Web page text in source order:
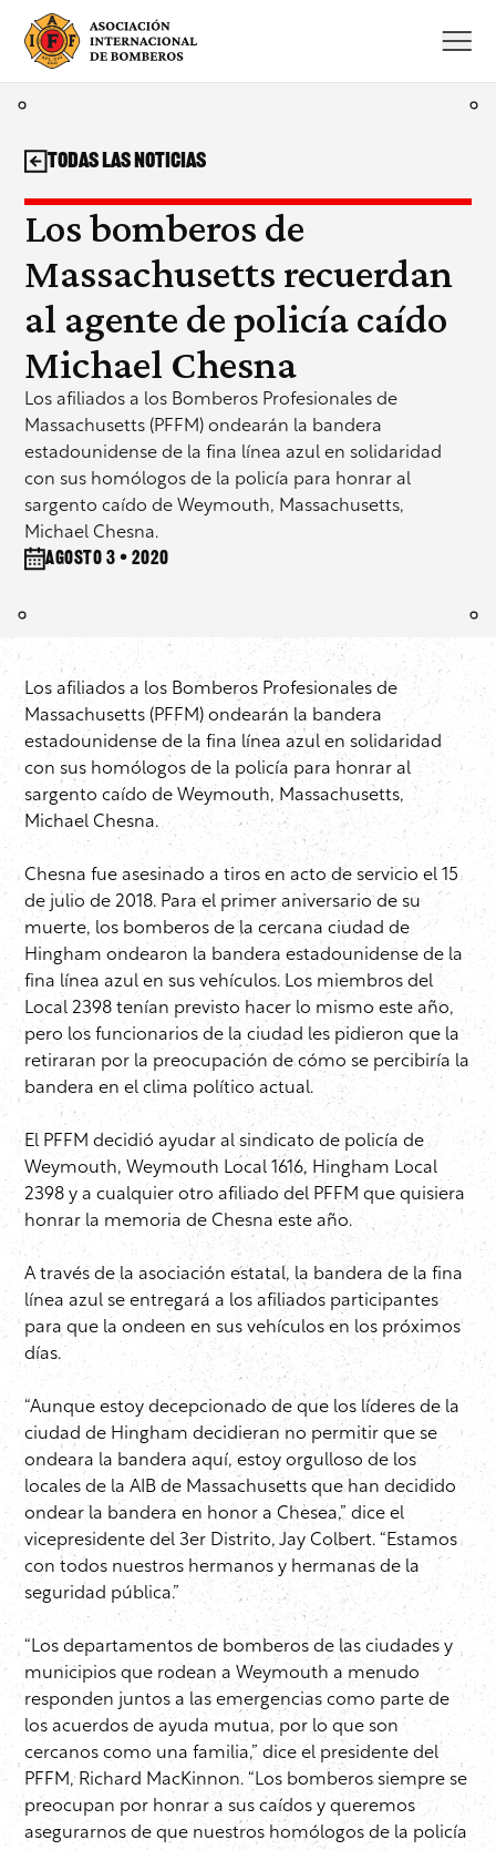
Saltar
contenido
Los bomberos de
Massachusetts recuerdan
al agente de policía caído
Michael Chesna
Los afiliados a los Bomberos Profesionales de
Massachusetts (PFFM) ondearán la bandera
estadounidense de la fina línea azul en solidaridad
con sus homólogos de la policía para honrar al
sargento caído de Weymouth, Massachusetts,
Michael Chesna.
agosto 3 • 2020
Todas las noticias
Los afiliados a los Bomberos Profesionales de
Massachusetts (PFFM) ondearán la bandera
estadounidense de la fina línea azul en solidaridad
con sus homólogos de la policía para honrar al
sargento caído de Weymouth, Massachusetts,
Michael Chesna.
Chesna fue asesinado a tiros en acto de servicio el 15
de julio de 2018. Para el primer aniversario de su
muerte, los bomberos de la cercana ciudad de
Hingham ondearon la bandera estadounidense de la
fina línea azul en sus vehículos. Los miembros del
Local 2398 tenían previsto hacer lo mismo este año,
pero los funcionarios de la ciudad les pidieron que la
retiraran por la preocupación de cómo se percibiría la
bandera en el clima político actual.
El PFFM decidió ayudar al sindicato de policía de
Weymouth, Weymouth Local 1616, Hingham Local
2398 y a cualquier otro afiliado del PFFM que quisiera
honrar la memoria de Chesna este año.
A través de la asociación estatal, la bandera de la fina
línea azul se entregará a los afiliados participantes
para que la ondeen en sus vehículos en los próximos
días.
“Aunque estoy decepcionado de que los líderes de la
ciudad de Hingham decidieran no permitir que se
ondeara la bandera aquí, estoy orgulloso de los
locales de la AIB de Massachusetts que han decidido
ondear la bandera en honor a Chesea,” dice el
vicepresidente del 3er Distrito, Jay Colbert. “Estamos
con todos nuestros hermanos y hermanas de la
seguridad pública.”
“Los departamentos de bomberos de las ciudades y
municipios que rodean a Weymouth a menudo
responden juntos a las emergencias como parte de
los acuerdos de ayuda mutua, por lo que son
cercanos como una familia,” dice el presidente del
PFFM, Richard MacKinnon. “Los bomberos siempre se
preocupan por honrar a sus caídos y queremos
asegurarnos de que nuestros homólogos de la policía